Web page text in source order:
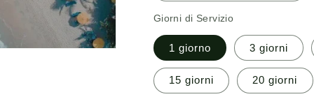
Giorni di Servizio
1 giorno 3 giorni
15 giorni 20 giorni